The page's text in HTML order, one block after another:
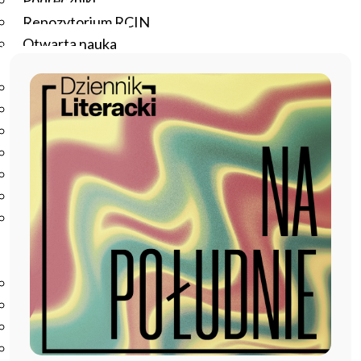
Repozytorium RCIN
Otwarta nauka
Studia podyplomowe
Szkolenia
Szkoła Doktorska Anthropos
Erasmus
Olimpiada Literatury i Języka Polskiego
Olimpiada Literatury i Języka Polskiego dla Szkół
Podstawowych
Biblioteka
O bibliotece
Godziny otwarcia
Katalog
Nowości